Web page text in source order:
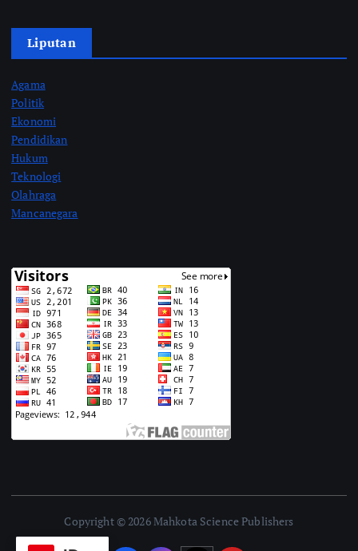
Liputan
Agama
Politik
Ekonomi
Pendidikan
Hukum
Teknologi
Olahraga
Mancanegara
Copyright © 2026 Mahkota Science Publishers